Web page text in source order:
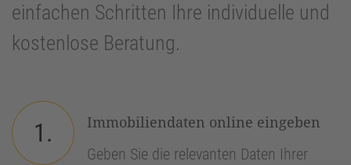
einfachen Schritten Ihre individuelle und
kostenlose Beratung.
1.
Immobiliendaten online eingeben
Geben Sie die relevanten Daten Ihrer